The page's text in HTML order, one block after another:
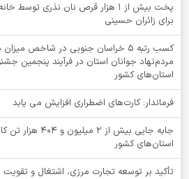
پخت بیش از 1 هزار قرص نان نذری
برای زائران حسینی
کسب رتبه ۵ خراسان جنوبی در شاخص
مردم‌نهاد جوانان استان در فرآیند پنجمین
استان‌های کشور
فرماندار: کارت‌های اضطراری افزایش می یابد
جابه جایی بیش از
استان‌های کشور
تأکید بر توسعه تجارت مرزی، اشتغال و